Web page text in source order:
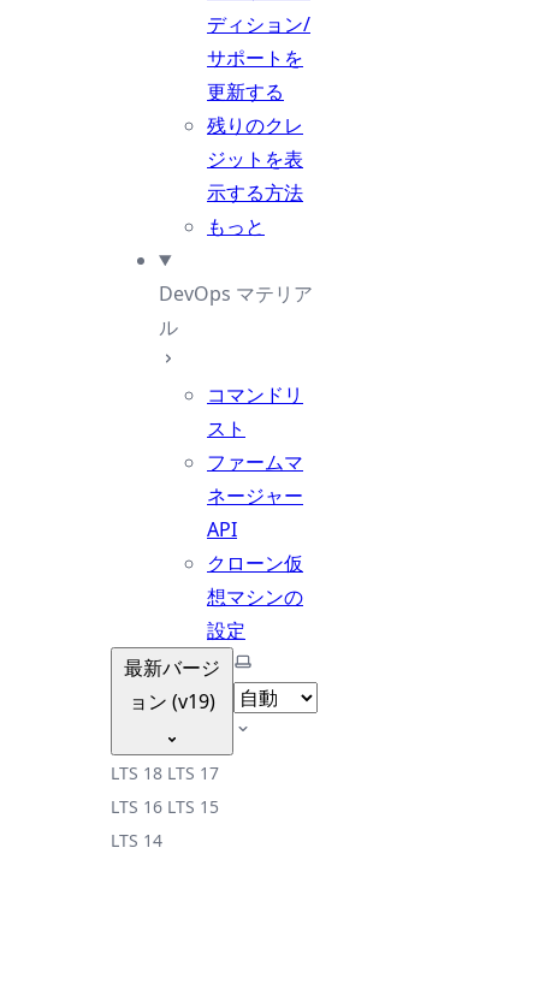
ディション/
サポートを
更新する
残りのクレ
ジットを表
示する方法
もっと
DevOps マテリア
ル
コマンドリ
スト
ファームマ
ネージャー
API
クローン仮
想マシンの
設定
最新バージ
ョン (v19)
LTS 18 LTS 17
LTS 16 LTS 15
LTS 14
テーマを選択